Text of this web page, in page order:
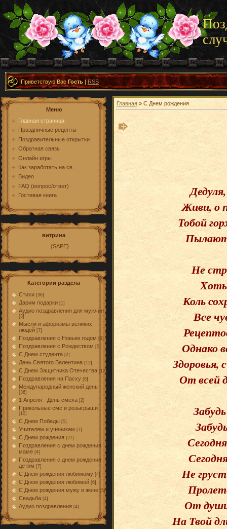
Приветствую ВасГость|RSS
Меню
Главная страница
Праздничные рецепты
Поздравительные открытки
Обратная связь
Онлайн игры
Как заработать на св...
Видео
FAQ (вопрос/ответ)
Гостевая книга
витрина
{SAPE}
Категории раздела
Стихи [36]
Дарим подарки [1]
Аудио поздравления для мужчин
[3]
Мысли и афоризмы великих
людей [7]
Поздравления с Новым годом [9]
Поздравления с Рождеством [5]
С Днем студента [2]
День Святого Валентина [12]
С Днем Защитника Отечества [12]
Поздравления на Пасху [8]
Международный женский день
[36]
1 Апреля - День смеха [2]
Прикольные смс и розыгрыши
[10]
С Днем Победы [5]
Учителям и ученикам [7]
С Днем рождения [27]
Поздравления с днем рождения
маме [4]
Поздравления с днем рождения
детям [7]
С Днем рождения любимому [4]
С Днем рождения любимой [6]
С Днем рождения мужу и жене [5]
Свадьба [4]
Аудио поздравления [4]
Главная » С Днем рождения
Живи, о
Тобой
Не
Хоть
Коль
Все
Однако
Здоровья,
От всей
Не
От
На Твой